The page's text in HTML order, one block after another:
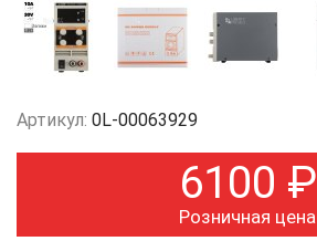
Артикул: 0L-00063929
6100 ₽
Розничная цена